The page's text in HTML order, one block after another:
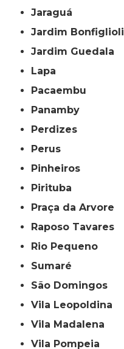
Jaraguá
Jardim Bonfiglioli
Jardim Guedala
Lapa
Pacaembu
Panamby
Perdizes
Perus
Pinheiros
Pirituba
Praça da Arvore
Raposo Tavares
Rio Pequeno
Sumaré
São Domingos
Vila Leopoldina
Vila Madalena
Vila Pompeia